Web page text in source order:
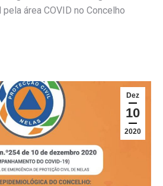
área COVID no Concelho
Dez
10
2020